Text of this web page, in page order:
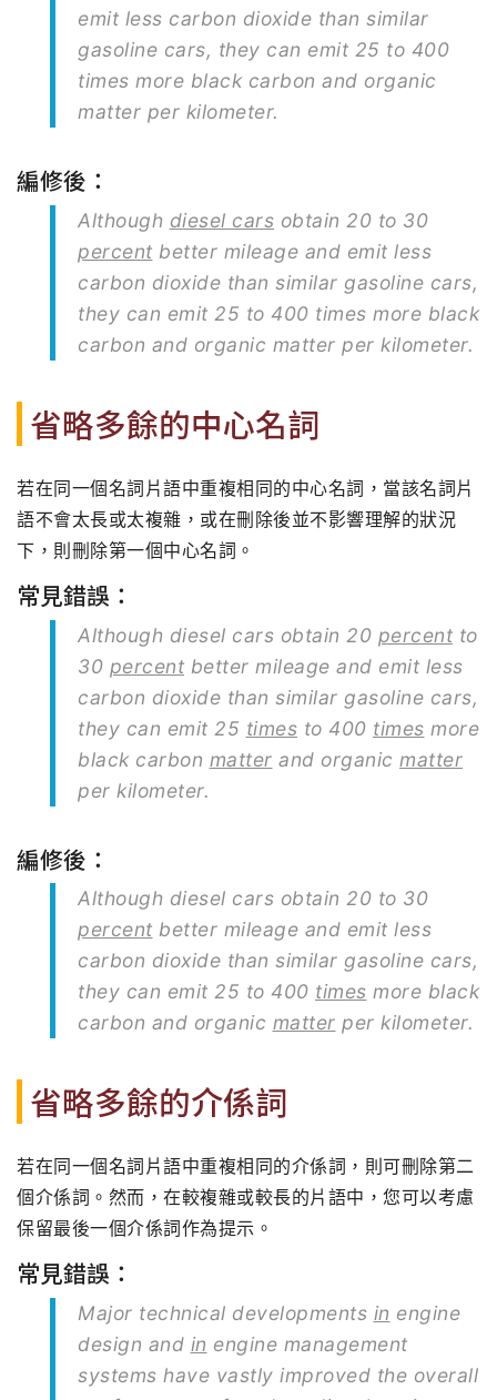
emit less carbon dioxide than similar
gasoline cars, they can emit 25 to 400
times more black carbon and organic
matter per kilometer.
編修後：
Although diesel cars obtain 20 to 30
percent better mileage and emit less
carbon dioxide than similar gasoline cars,
they can emit 25 to 400 times more black
carbon and organic matter per kilometer.
省略多餘的中心名詞
若在同一個名詞片語中重複相同的中心名詞，當該名詞片
語不會太長或太複雜，或在刪除後並不影響理解的狀況
下，則刪除第一個中心名詞。
常見錯誤：
Although diesel cars obtain 20 percent to
30 percent better mileage and emit less
carbon dioxide than similar gasoline cars,
they can emit 25 times to 400 times more
black carbon matter and organic matter
per kilometer.
編修後：
Although diesel cars obtain 20 to 30
percent better mileage and emit less
carbon dioxide than similar gasoline cars,
they can emit 25 to 400 times more black
carbon and organic matter per kilometer.
省略多餘的介係詞
若在同一個名詞片語中重複相同的介係詞，則可刪除第二
個介係詞。然而，在較複雜或較長的片語中，您可以考慮
保留最後一個介係詞作為提示。
常見錯誤：
Major technical developments in engine
design and in engine management
systems have vastly improved the overall